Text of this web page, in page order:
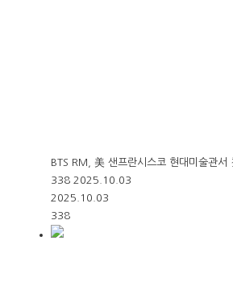
BTS RM, 美 샌프란시스코 현대미술관
338 2025.10.03
2025.10.03
338